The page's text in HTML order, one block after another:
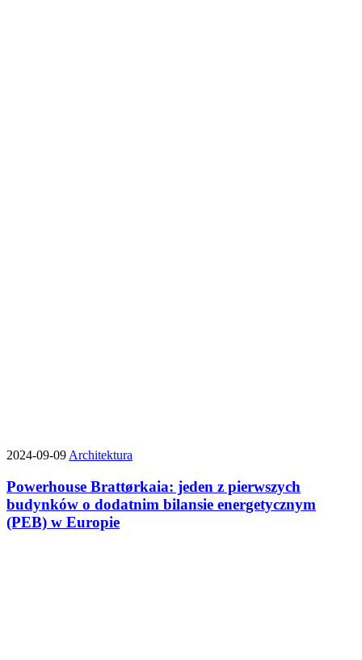
2024-09-09 Architektura
Powerhouse Brattørkaia: jeden z pierwszych
budynków o dodatnim bilansie energetycznym
(PEB) w Europie